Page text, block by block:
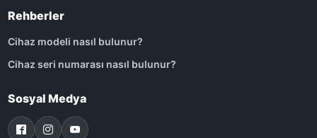
Rehberler
Cihaz modeli nasıl bulunur?
Cihaz seri numarası nasıl bulunur?
Sosyal Medya